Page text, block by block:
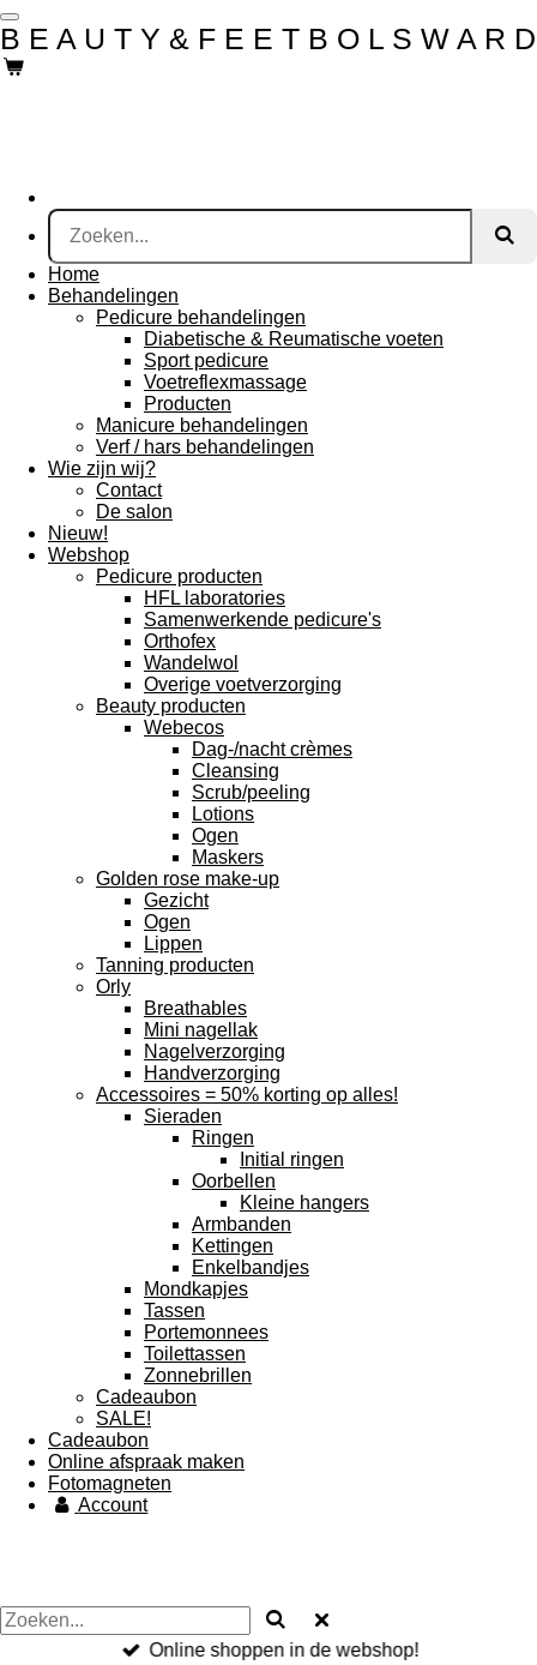
Ga
direct
naar
B E A U T Y & F E E T B O L S W A R D
Home
Behandelingen
Pedicure behandelingen
Diabetische & Reumatische voeten
Sport pedicure
Voetreflexmassage
Producten
Manicure behandelingen
Verf / hars behandelingen
Wie zijn wij?
Contact
De salon
Nieuw!
Webshop
Pedicure producten
HFL laboratories
Samenwerkende pedicure's
Orthofex
Wandelwol
Overige voetverzorging
Beauty producten
Webecos
Dag-/nacht crèmes
Cleansing
Scrub/peeling
Lotions
Ogen
Maskers
Golden rose make-up
Gezicht
Ogen
Lippen
Tanning producten
Orly
Breathables
Mini nagellak
Nagelverzorging
Handverzorging
Accessoires = 50% korting op alles!
Sieraden
Ringen
Initial ringen
Oorbellen
Kleine hangers
Armbanden
Kettingen
Enkelbandjes
Mondkapjes
Tassen
Portemonnees
Toilettassen
Zonnebrillen
Cadeaubon
SALE!
Cadeaubon
Online afspraak maken
Fotomagneten
Account
Online shoppen in de webshop!